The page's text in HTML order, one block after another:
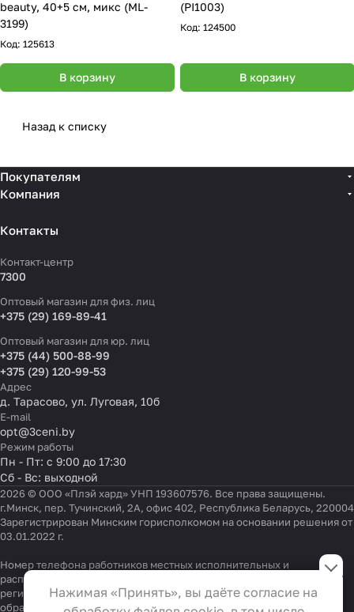
beauty, 40+5 см, микс (ML-
3199)
Код: 125613
В корзину
(PI1003)
Код: 124500
В корзину
Назад к списку
Покупателям
Компания
Контакты
Контакт-центр
7300
Оптовый магазин для физ. лиц
+375 (29) 169-89-41
Оптовый магазин для юр. лиц
+375 (44) 500-88-99
+375 (29) 120-99-53
Адрес
д. Тарасово, ул. Луговая, 10б
E-mail
opt@3ceni.by
Режим работы
Пн - Пт: с 9:00 до 17:30
Сб - Вс: выходной
2026 © ООО «Плэй хард» УНП 193607576. Все права защищены.
г.Минск, пер. Тучинский, 2А, офис 402, Республика Беларусь, 220004
Зарегистрирован Минским горисполкомом на основании решения от
03.01.2022 г.
Номер телефона работников местных исполнительных и
распорядительных органов по месту государственной
регистрации ООО «Плэй хард», уполномоченных рассматривать
обращения покупателей: +375 17 323-41-58, +375 17 370-30-64
Функциональные
Эти файлы необходимы для
Нажимая «Принять», вы даёте согласие на